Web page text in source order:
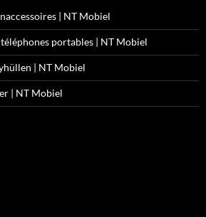
| NT Mobiel
portables | NT Mobiel
| NT Mobiel
| NT Mobiel